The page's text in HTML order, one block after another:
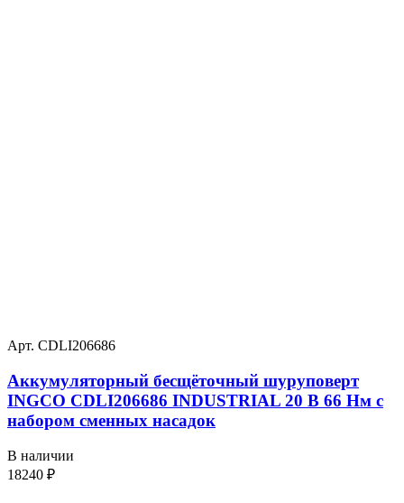
Арт. CDLI206686
Аккумуляторный бесщёточный шуруповерт
INGCO CDLI206686 INDUSTRIAL 20 В 66 Нм с
набором сменных насадок
В наличии
18240 ₽